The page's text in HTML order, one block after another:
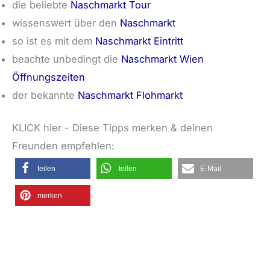
die beliebte Naschmarkt Tour
wissenswert über den Naschmarkt
so ist es mit dem Naschmarkt Eintritt
beachte unbedingt die Naschmarkt Wien
Öffnungszeiten
der bekannte Naschmarkt Flohmarkt
KLICK hier - Diese Tipps merken & deinen
Freunden empfehlen:
teilen teilen E-Mail
merken